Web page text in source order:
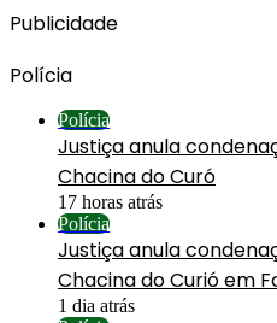
Publicidade
Polícia
Polícia
Justiça anula
Chacina do Curó
17 horas atrás
Polícia
Justiça anula
Chacina do Curió em
1 dia atrás